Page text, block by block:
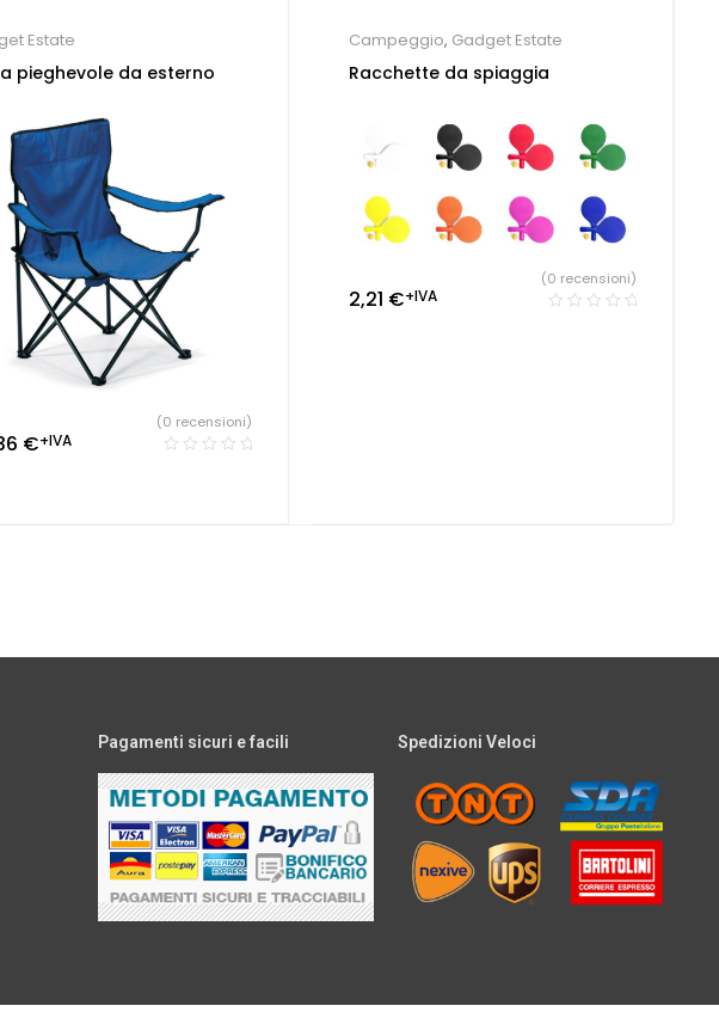
Estate
pieghevole da esterno
€+IVA
(0 recensioni)
Campeggio, Gadget Estate
Racchette da spiaggia
2,21 €+IVA
(0 recensioni)
Pagamenti sicuri e facili Spedizioni Veloci